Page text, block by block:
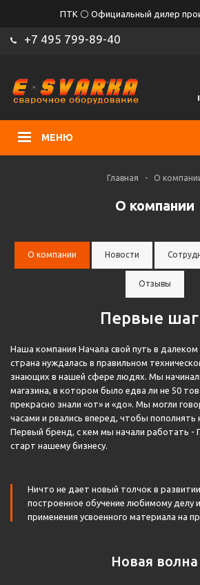
ПТК ⚪ Официальный дилер
+7 495 799-89-40
МЕНЮ
Главная - О
О компании
О компании Новости
Отзывы
Первые
Наша компания Начала свой путь в далеком
страна нуждалась в правильном
знающих в нашей сфере людях. Мы
магазина, в котором было едва ли не 50
прекрасно знали «от» и «до». Мы могли
часами и рвались вперед, чтобы пополнять
Первый бренд, с кем мы начали работать -
старт нашему бизнесу.
Ничто не дает новый толчок в
построенное обучение любимому делу
применения усвоенного материала на
Новая волна